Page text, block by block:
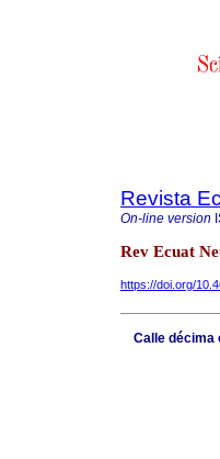
Revista
On-line version
Rev Ecuat
https://doi.org/
Calle décima